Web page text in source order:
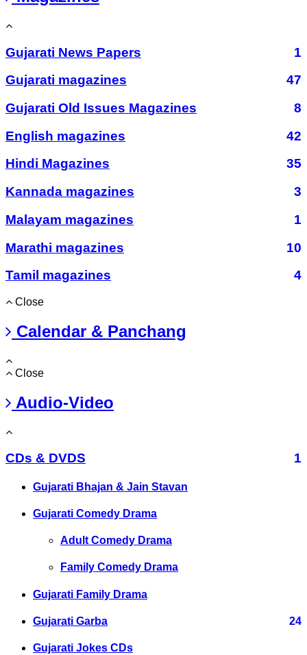
Gujarati News Papers
1
Gujarati magazines
47
Gujarati Old Issues Magazines
8
English magazines
42
Hindi Magazines
35
Kannada magazines
3
Malayam magazines
1
Marathi magazines
10
Tamil magazines
4
Close
Calendar & Panchang
Close
Audio-Video
CDs & DVDS 1
Gujarati Bhajan & Jain Stavan
Gujarati Comedy Drama
Adult Comedy Drama
Family Comedy Drama
Gujarati Family Drama
Gujarati Garba 24
Gujarati Jokes CDs